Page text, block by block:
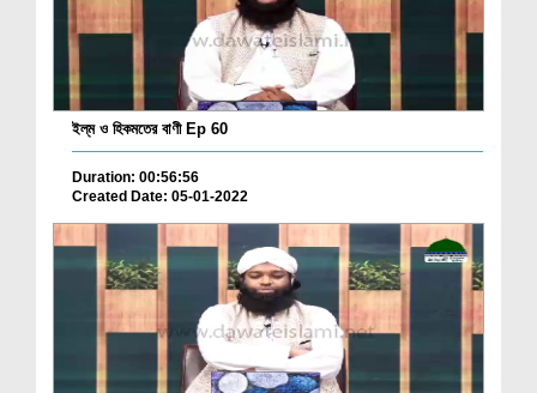
ইল্‌ম ও হিকমতের বাণী Ep 60
Duration: 00:56:56
Created Date: 05-01-2022